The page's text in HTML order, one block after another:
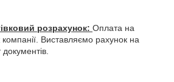
розрахунок: Оплата на
компанії. Виставляємо рахунок на